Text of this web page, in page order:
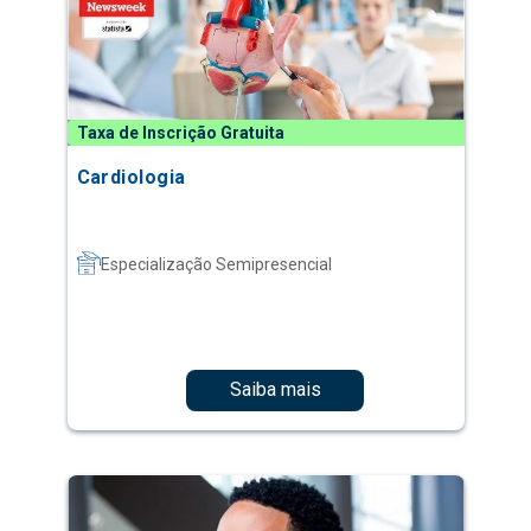
Taxa de Inscrição Gratuita
Cardiologia
Especialização Semipresencial
Saiba mais